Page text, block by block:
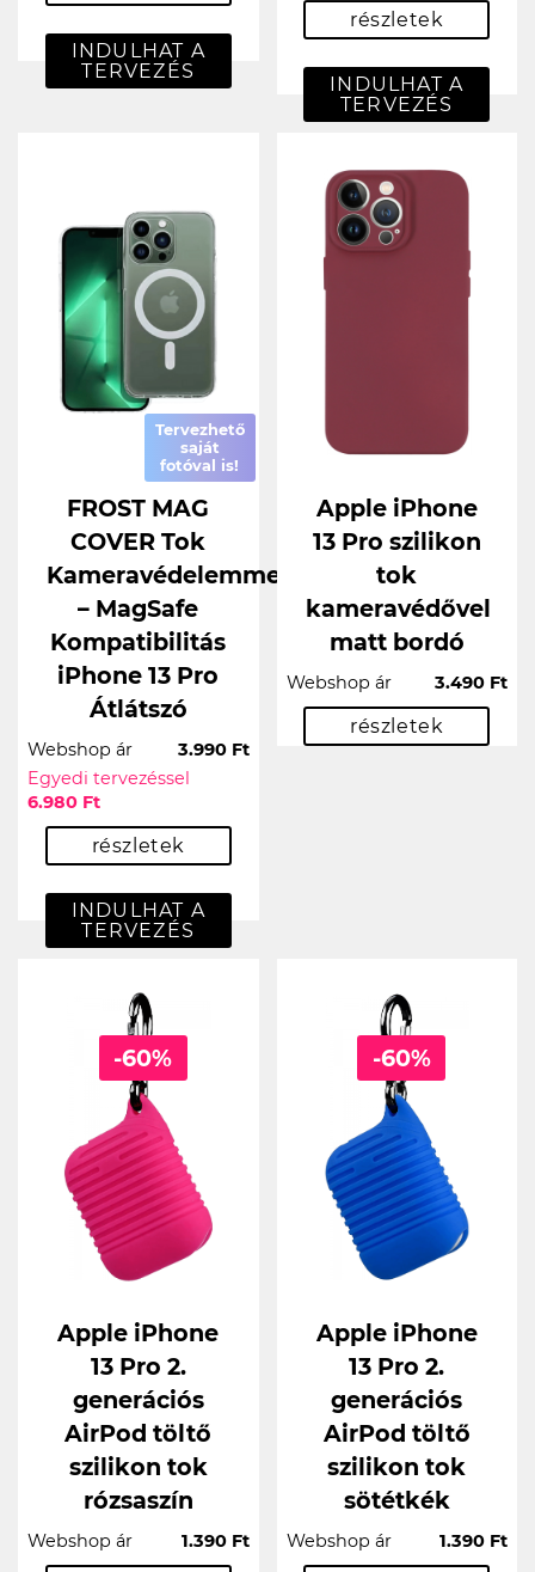
INDULHAT A
TERVEZÉS
részletek
INDULHAT A
TERVEZÉS
Tervezhető
saját
fotóval is!
FROST MAG
COVER Tok
Kameravédelemmel
– MagSafe
Kompatibilitás
iPhone 13 Pro
Átlátszó
Webshop ár
3.990 Ft
Egyedi tervezéssel
6.980 Ft
részletek
INDULHAT A
TERVEZÉS
Apple iPhone
13 Pro szilikon
tok
kameravédővel
matt bordó
Webshop ár 3.490 Ft
részletek
-60%
Apple iPhone
13 Pro 2.
generációs
AirPod töltő
szilikon tok
rózsaszín
Webshop ár 1.390 Ft
-60%
Apple iPhone
13 Pro 2.
generációs
AirPod töltő
szilikon tok
sötétkék
Webshop ár 1.390 Ft